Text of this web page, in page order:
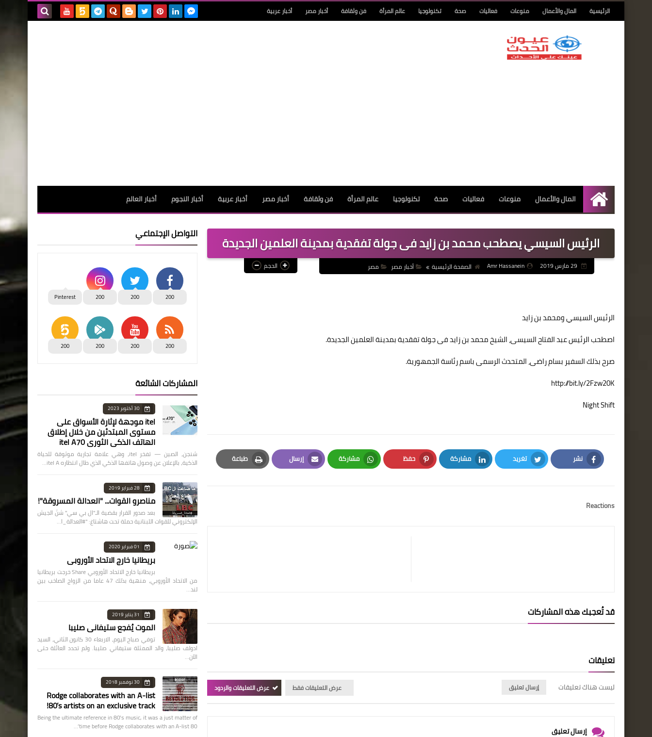
الرئيسية المال والأعمال منوعات فعاليات صحة تكنولوجيا عالم المرأة فن وثقافة أخبار مصر أخبار عربية
الرئيسية
المال والأعمال منوعات فعاليات صحة تكنولوجيا عالم المرأة فن وثقافة أخبار مصر أخبار عربية أخبار النجوم أخبار العالم
الرئيس السيسي يصطحب محمد بن زايد فى جولة تفقدية بمدينة العلمين الجديدة
Amr Hassanein الصفحة الرئيسية أخبار مصر مصر الحجم
الرئيس السيسي ومحمد بن زايد
اصطحب الرئيس عبد الفتاح السيسى، الشيخ محمد بن زايد فى جولة تفقدية بمدينة العلمين الجديدة.
صرح بذلك السفير بسام راضى، المتحدث الرسمى باسم رئاسة الجمهورية.
http://bit.ly/2Fzw20K
Night Shift
نشر
Facebook
تغريد
Twitter
مشاركة
LinkedIn
حفظ
Pinterest
مشاركة
Whatsapp
إرسال
Email
طباعة
Print
Reactions
قد تُعجبك هذه المشاركات
تعليقات
ليست هناك تعليقات إرسال تعليق عرض التعليقات فقط عرض التعليقات والردود
إرسال تعليق
التواصل الإجتماعي
200
200
200
Pinterest
200
200
200
200
المشاركات الشائعة
30 أكتوبر 2023
itel موجهة لإثارة الأسواق على
مستوى المبتدئين من خلال إطلاق
الهاتف الذكي الثوري itel A70
شنجن، الصين — تفخر itel، وهي علامة تجارية موثوقة للحياة
الذكية، بالإعلان عن وصول هاتفها الذكي الذي طال انتظاره itel A…
28 فبراير 2019
مناصرو القوات... "العدالة المسروقة"!
بعد صدور القرار بقضية الـ"ال بي سي" شنّ الجيش
الإلكتروني للقوات اللبنانية حملة تحت هاشتاغ: "#العدالة_ا…
01 فبراير 2020
بريطانيا خارج الاتحاد الأوروبي
بريطانيا خارج الاتحاد الأوروبي Share خرجت بريطانيا
من الاتحاد الأوروبي، منهية بذلك 47 عاما من الزواج الصاخب بين
لند…
31 يناير 2019
الموت يُفجع ستيفاني صليبا
توفي صباح اليوم، الاربعاء 30 كانون الثاني، السيد
ادولف صليبا، والد الممثلة ستيفاني صليبا. ولم تحدد العائلة حتى
الآن…
30 نوفمبر 2018
Rodge collaborates with an A-list
80’s artists on an exclusive track!
Being the ultimate reference in 80’s music, it was a just matter of
time before Rodge collaborates with an A-list 80’…